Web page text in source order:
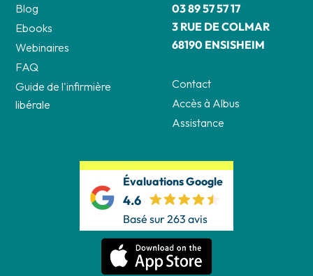
Blog
Ebooks
Webinaires
FAQ
Guide de l'infirmière
libérale
03 89 57 57 17
3 RUE DE COLMAR
68190 ENSISHEIM
Contact
Accès à Albus
Assistance
Évaluations Google
4.6
Basé sur 263 avis